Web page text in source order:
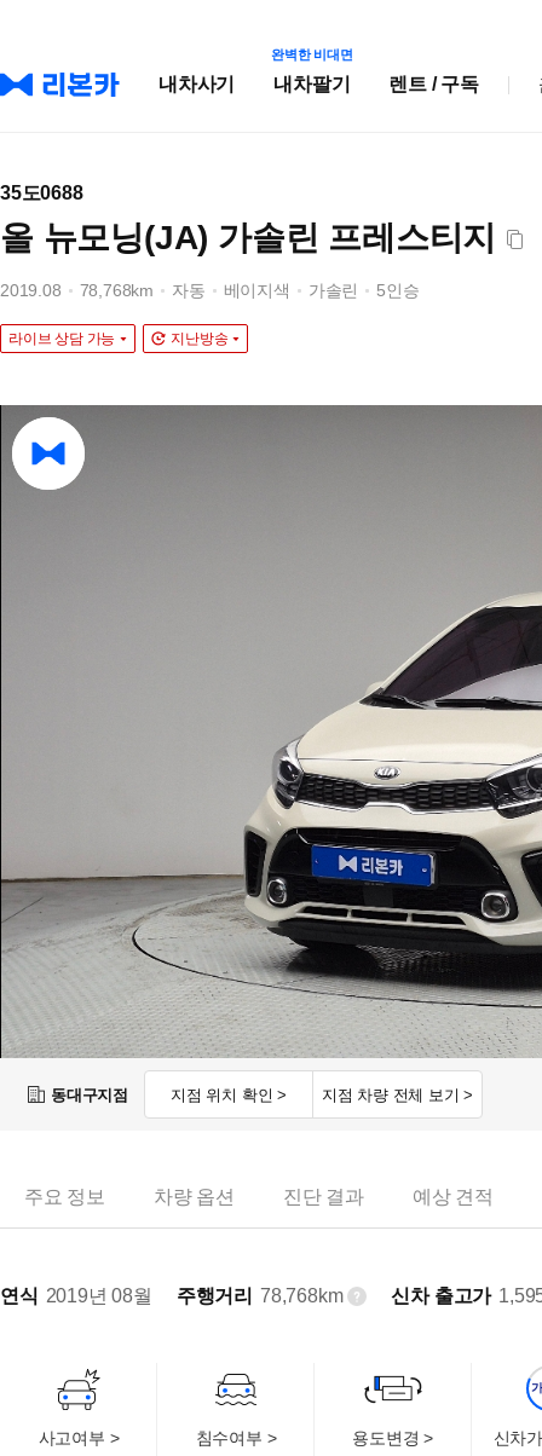
내차사기
완벽한 비대면
내차팔기 렌트 / 구독
35도0688
올 뉴모닝(JA) 가솔린 프레스티지
2019.08 78,768km 자동 베이지색 가솔린 5인승
라이브 상담 가능 지난방송
동대구지점 지점 위치 확인 > 지점 차량 전체 보기 >
주요 정보 차량 옵션 진단 결과 예상 견적
연식 2019년 08월 주행거리 78,768km 신차 출고가
사고여부 > 침수여부 > 용도변경 > 신차